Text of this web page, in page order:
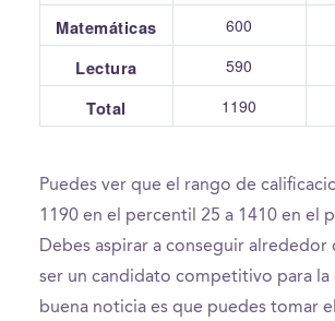
Matemáticas
600
Lectura 590
Total 1190
Puedes ver que el rango de
1190 en el percentil 25 a 1410 en el
Debes aspirar a conseguir alrededor
ser un candidato competitivo para la
buena noticia es que puedes tomar el